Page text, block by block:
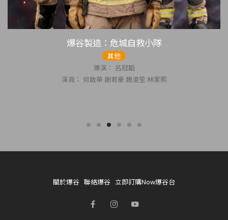
爆谷製造：危城自救小隊
其他
導演： 呂冠韜
演員： 何啟華 謝君豪 魏浚笙 林家熙
關於爆谷 聯絡爆谷 立即訂購Now爆谷台